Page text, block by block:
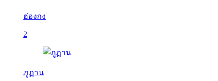
ฮ่องกง
2
ภูฏาน